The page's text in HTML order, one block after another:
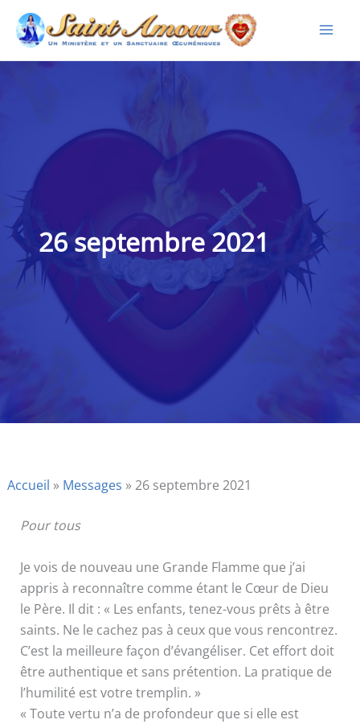
Aller
contenu
26 septembre 2021
Accueil » Messages »26 septembre 2021
Pour tous
Je vois de nouveau une Grande Flamme que j’ai
appris à reconnaître comme étant le Cœur de Dieu
le Père. Il dit : « Les enfants, tenez-vous prêts à être
saints. Ne le cachez pas à ceux que vous rencontrez.
C’est la meilleure façon d’évangéliser. Cet effort doit
être authentique et sans prétention. La pratique de
l’humilité est votre tremplin. »
« Toute vertu n’a de profondeur que si elle est